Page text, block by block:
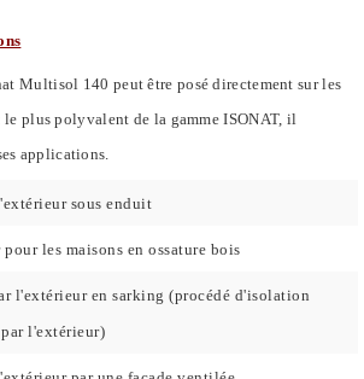
Multisol 140 peut être posé directement sur les
plus polyvalent de la gamme ISONAT, il
applications.
sous enduit
les maisons en ossature bois
l'extérieur en sarking (procédé d'isolation
l'extérieur)